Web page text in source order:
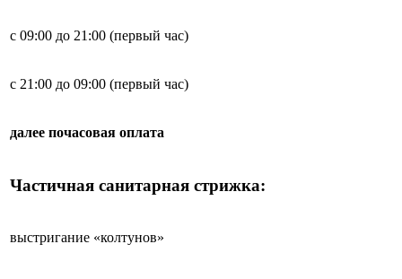
с 09:00 до 21:00 (первый час)
с 21:00 до 09:00 (первый час)
далее почасовая оплата
Частичная санитарная стрижка:
выстригание «колтунов»